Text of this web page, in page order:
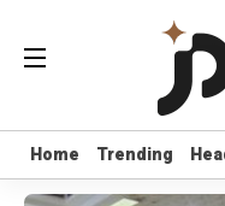
Home Trending
Home Trending